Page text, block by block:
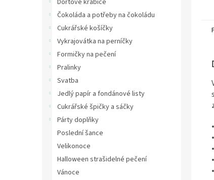
Dortové krabice
Čokoláda a potřeby na čokoládu
Cukrářské košíčky
Vykrajovátka na perníčky
Formičky na pečení
Pralinky
Svatba
Jedlý papír a fondánové listy
Cukrářské špičky a sáčky
Párty doplňky
Poslední šance
Velikonoce
Halloween strašidelné pečení
Vánoce